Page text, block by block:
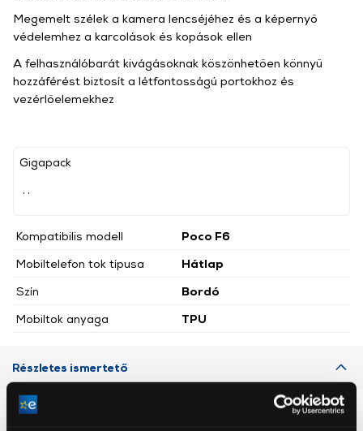
Gigapack
Kompatibilis modell
Poco F6
Mobiltelefon tok típusa
Hátlap
Szín
Bordó
Mobiltok anyaga
TPU
Megemelt szélek a kamera lencséjéhez és a képernyő
védelemhez a karcolások és kopások ellen
A felhasználóbarát kivágásoknak köszönhetően könnyű
hozzáférést biztosít a létfontosságú portokhoz és
vezérlőelemekhez
Részletes ismertető